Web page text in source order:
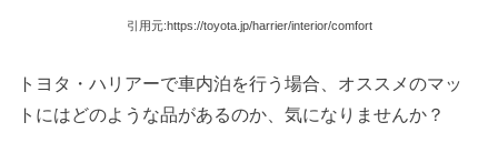
引用元:https://toyota.jp/harrier/interior/comfort
トヨタ・ハリアーで車内泊を行う場合、オススメのマッ
トにはどのような品があるのか、気になりませんか？